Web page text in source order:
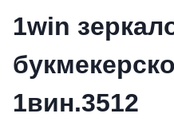
1win
1вин.3512